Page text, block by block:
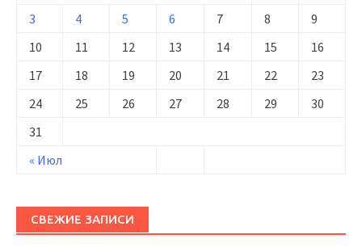
« Июл
3
4 5 6 7 8
9
10
11 12 13 14 15
16
17
18 19 20 21 22
23
24
25 26 27 28 29
30
31
СВЕЖИЕ ЗАПИСИ